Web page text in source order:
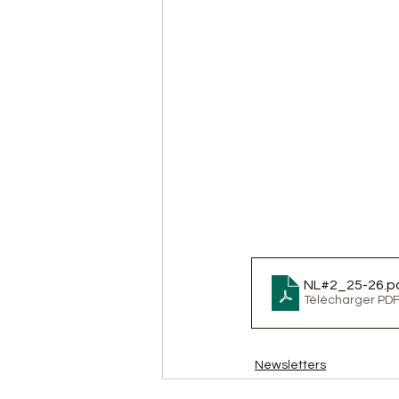
NL#2_25-26
Télécharger
Newsletters